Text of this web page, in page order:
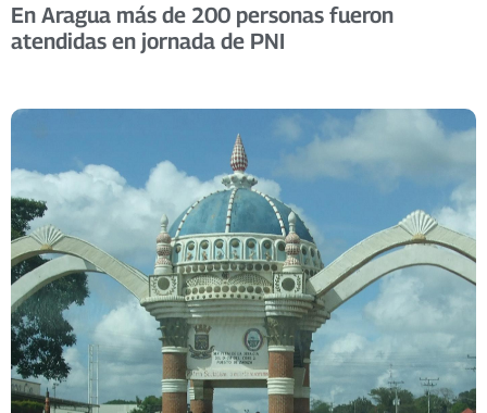
En Aragua más de 200 personas fueron
atendidas en jornada de PNI